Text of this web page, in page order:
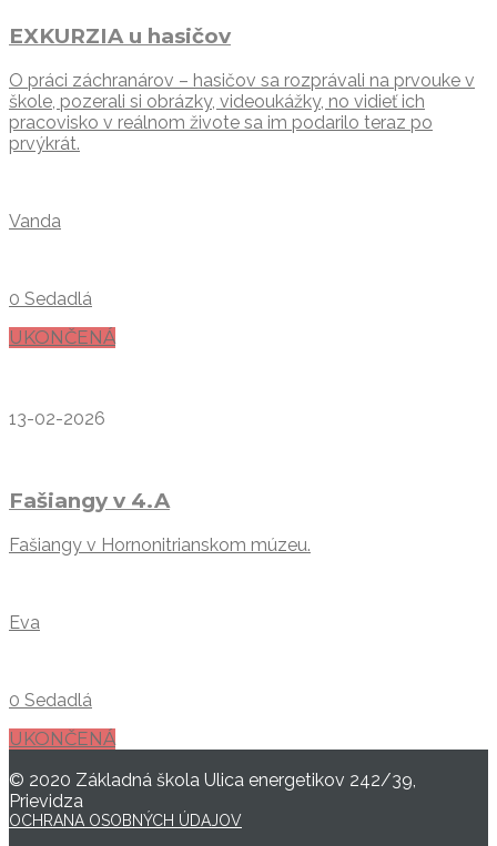
EXKURZIA u hasičov
O práci záchranárov – hasičov sa rozprávali na prvouke v
škole, pozerali si obrázky, videoukážky, no vidieť ich
pracovisko v reálnom živote sa im podarilo teraz po
prvýkrát.
Vanda
0 Sedadlá
UKONČENÁ
13-02-2026
Fašiangy v 4.A
Fašiangy v Hornonitrianskom múzeu.
Eva
0 Sedadlá
UKONČENÁ
© 2020 Základná škola Ulica energetikov 242/39,
Prievidza
OCHRANA OSOBNÝCH ÚDAJOV